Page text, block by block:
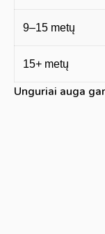
9–15 metų
15+ metų
Unguriai auga